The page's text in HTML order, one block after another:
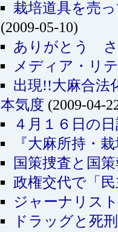
栽培道具を売
(2009-05-10)
ありがとう
メディア・リ
出現!!大麻合法
本気度 (2009-04-
４月１６日の
『大麻所持・
国策捜査と国
政権交代で「
ジャーナリス
ドラッグと死